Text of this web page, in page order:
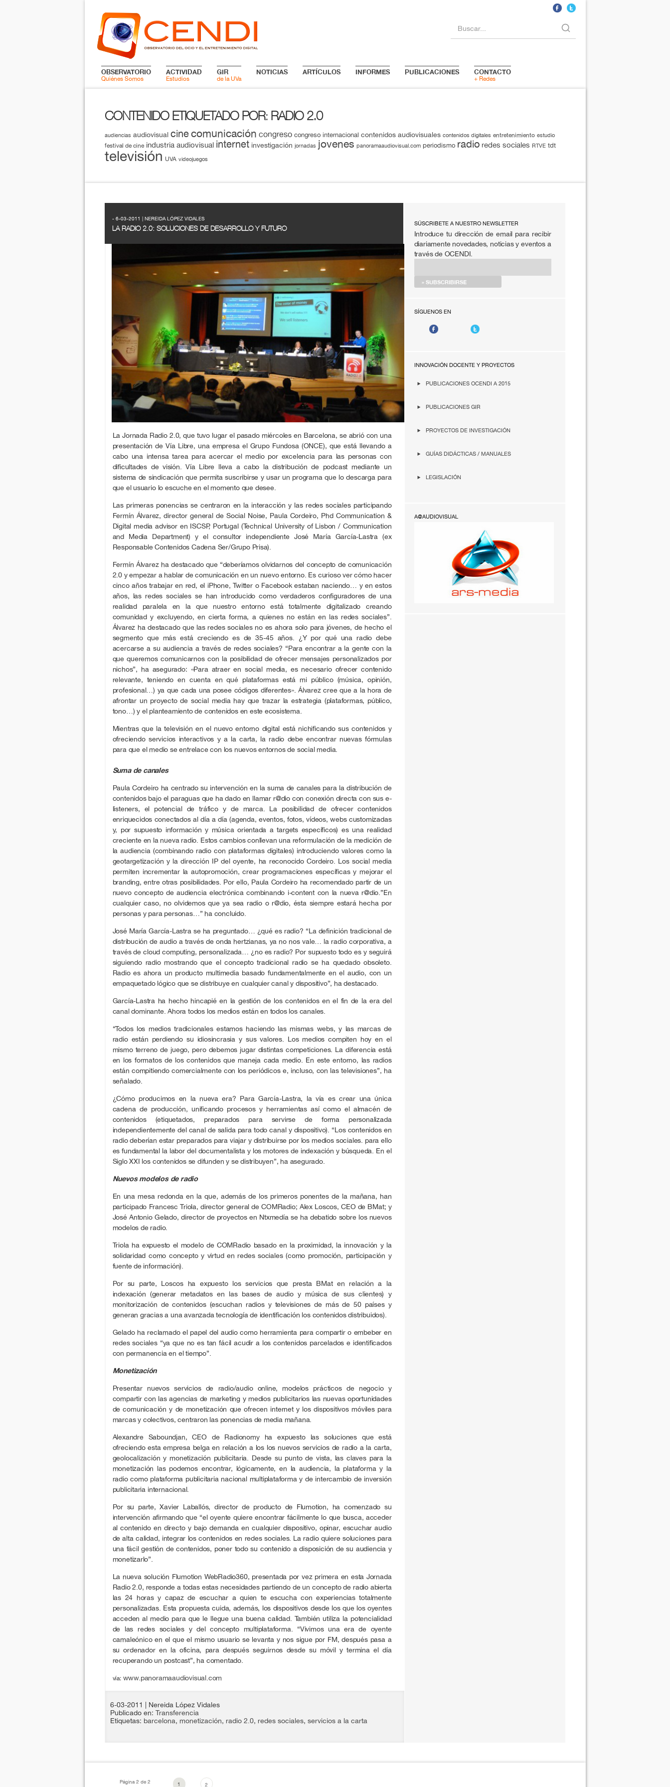
Buscar...
OBSERVATORIO
Quiénes Somos
ACTIVIDAD
Estudios
GIR
de la UVa
NOTICIAS ARTÍCULOS INFORMES PUBLICACIONES CONTACTO
+ Redes
CONTENIDO ETIQUETADO POR: RADIO 2.0
audiencias audiovisual cinecomunicación congreso congreso internacional contenidos audiovisuales contenidos digitales entretenimiento estudio
festival de cine industria audiovisual internet investigación jornadas jovenes panoramaaudiovisual.com periodismo radio redes sociales RTVE tdt
televisión UVA videojuegos
SÚSCRIBETE A NUESTRO NEWSLETTER
Introduce tu dirección de email para recibir
diariamente novedades, noticias y eventos a
través de OCENDI.
SÍGUENOS EN
INNOVACIÓN DOCENTE Y PROYECTOS
PUBLICACIONES OCENDI A 2015
PUBLICACIONES GIR
PROYECTOS DE INVESTIGACIÓN
GUÍAS DIDÁCTICAS / MANUALES
LEGISLACIÓN
A@AUDIOVISUAL
- 6-03-2011 | NEREIDA LÓPEZ VIDALES
LA RADIO 2.0: SOLUCIONES DE DESARROLLO Y FUTURO
La Jornada Radio 2.0, que tuvo lugar el pasado miércoles en Barcelona, se abrió con una
presentación de Vía Libre, una empresa el Grupo Fundosa (ONCE), que está llevando a
cabo una intensa tarea para acercar el medio por excelencia para las personas con
dificultades de visión. Vía Libre lleva a cabo la distribución de podcast mediante un
sistema de sindicación que permita suscribirse y usar un programa que lo descarga para
que el usuario lo escuche en el momento que desee.
Las primeras ponencias se centraron en la interacción y las redes sociales participando
Fermín Álvarez, director general de Social Noise, Paula Cordeiro, Phd Communication &
Digital media advisor en ISCSP, Portugal (Technical University of Lisbon / Communication
and Media Department) y el consultor independiente José María García-Lastra (ex
Responsable Contenidos Cadena Ser/Grupo Prisa).
Fermín Álvarez ha destacado que “deberíamos olvidarnos del concepto de comunicación
2.0 y empezar a hablar de comunicación en un nuevo entorno. Es curioso ver cómo hacer
cinco años trabajar en red, el iPhone, Twitter o Facebook estaban naciendo… y en estos
años, las redes sociales se han introducido como verdaderos configuradores de una
realidad paralela en la que nuestro entorno está totalmente digitalizado creando
comunidad y excluyendo, en cierta forma, a quienes no están en las redes sociales”.
Álvarez ha destacado que las redes sociales no es ahora solo para jóvenes, de hecho el
segmento que más está creciendo es de 35-45 años. ¿Y por qué una radio debe
acercarse a su audiencia a través de redes sociales? “Para encontrar a la gente con la
que queremos comunicarnos con la posibilidad de ofrecer mensajes personalizados por
nichos”, ha asegurado: «Para atraer en social media, es necesario ofrecer contenido
relevante, teniendo en cuenta en qué plataformas está mi público (música, opinión,
profesional…) ya que cada una posee códigos diferentes». Álvarez cree que a la hora de
afrontar un proyecto de social media hay que trazar la estrategia (plataformas, público,
tono…) y el planteamiento de contenidos en este ecosistema.
Mientras que la televisión en el nuevo entorno digital está nichificando sus contenidos y
ofreciendo servicios interactivos y a la carta, la radio debe encontrar nuevas fórmulas
para que el medio se entrelace con los nuevos entornos de social media.
Suma de canales
Paula Cordeiro ha centrado su intervención en la suma de canales para la distribución de
contenidos bajo el paraguas que ha dado en llamar r@dio con conexión directa con sus e-
listeners, el potencial de tráfico y de marca. La posibilidad de ofrecer contenidos
enriquecidos conectados al día a día (agenda, eventos, fotos, vídeos, webs customizadas
y, por supuesto información y música orientada a targets específicos) es una realidad
creciente en la nueva radio. Estos cambios conllevan una reformulación de la medición de
la audiencia (combinando radio con plataformas digitales) introduciendo valores como la
geotargetización y la dirección IP del oyente, ha reconocido Cordeiro. Los social media
permiten incrementar la autopromoción, crear programaciones específicas y mejorar el
branding, entre otras posibilidades. Por ello, Paula Cordeiro ha recomendado partir de un
nuevo concepto de audiencia electrónica combinando i-content con la nueva r@dio.”En
cualquier caso, no olvidemos que ya sea radio o r@dio, ésta siempre estará hecha por
personas y para personas…” ha concluido.
José María García-Lastra se ha preguntado… ¿qué es radio? “La definición tradicional de
distribución de audio a través de onda hertzianas, ya no nos vale… la radio corporativa, a
través de cloud computing, personalizada… ¿no es radio? Por supuesto todo es y seguirá
siguiendo radio mostrando que el concepto tradicional radio se ha quedado obsoleto.
Radio es ahora un producto multimedia basado fundamentalmente en el audio, con un
empaquetado lógico que se distribuye en cualquier canal y dispositivo”, ha destacado.
García-Lastra ha hecho hincapié en la gestión de los contenidos en el fin de la era del
canal dominante. Ahora todos los medios están en todos los canales.
“Todos los medios tradicionales estamos haciendo las mismas webs, y las marcas de
radio están perdiendo su idiosincrasia y sus valores. Los medios compiten hoy en el
mismo terreno de juego, pero debemos jugar distintas competiciones. La diferencia está
en los formatos de los contenidos que maneja cada medio. En este entorno, las radios
están compitiendo comercialmente con los periódicos e, incluso, con las televisiones”, ha
señalado.
¿Cómo producimos en la nueva era? Para García-Lastra, la vía es crear una única
cadena de producción, unificando procesos y herramientas así como el almacén de
contenidos (etiquetados, preparados para servirse de forma personalizada
independientemente del canal de salida para todo canal y dispositivo). “Los contenidos en
radio deberían estar preparados para viajar y distribuirse por los medios sociales. para ello
es fundamental la labor del documentalista y los motores de indexación y búsqueda. En el
Siglo XXI los contenidos se difunden y se distribuyen”, ha asegurado.
Nuevos modelos de radio
En una mesa redonda en la que, además de los primeros ponentes de la mañana, han
participado Francesc Triola, director general de COMRadio; Alex Loscos, CEO de BMat; y
José Antonio Gelado, director de proyectos en Ntxmedía se ha debatido sobre los nuevos
modelos de radio.
Triola ha expuesto el modelo de COMRadio basado en la proximidad, la innovación y la
solidaridad como concepto y virtud en redes sociales (como promoción, participación y
fuente de información).
Por su parte, Loscos ha expuesto los servicios que presta BMat en relación a la
indexación (generar metadatos en las bases de audio y música de sus clientes) y
monitorización de contenidos (escuchan radios y televisiones de más de 50 países y
generan gracias a una avanzada tecnología de identificación los contenidos distribuidos).
Gelado ha reclamado el papel del audio como herramienta para compartir o embeber en
redes sociales “ya que no es tan fácil acudir a los contenidos parcelados e identificados
con permanencia en el tiempo”.
Monetización
Presentar nuevos servicios de radio/audio online, modelos prácticos de negocio y
compartir con las agencias de marketing y medios publicitarios las nuevas oportunidades
de comunicación y de monetización que ofrecen internet y los dispositivos móviles para
marcas y colectivos, centraron las ponencias de media mañana.
Alexandre Saboundjan, CEO de Radionomy ha expuesto las soluciones que está
ofreciendo esta empresa belga en relación a los los nuevos servicios de radio a la carta,
geolocalización y monetización publicitaria. Desde su punto de vista, las claves para la
monetización las podemos encontrar, lógicamente, en la audiencia, la plataforma y la
radio como plataforma publicitaria nacional multiplataforma y de intercambio de inversión
publicitaria internacional.
Por su parte, Xavier Laballós, director de producto de Flumotion, ha comenzado su
intervención afirmando que “el oyente quiere encontrar fácilmente lo que busca, acceder
al contenido en directo y bajo demanda en cualquier dispositivo, opinar, escuchar audio
de alta calidad, integrar los contenidos en redes sociales. La radio quiere soluciones para
una fácil gestión de contenidos, poner todo su contenido a disposición de su audiencia y
monetizarlo”.
La nueva solución Flumotion WebRadio360, presentada por vez primera en esta Jornada
Radio 2.0, responde a todas estas necesidades partiendo de un concepto de radio abierta
las 24 horas y capaz de escuchar a quien te escucha con experiencias totalmente
personalizadas. Esta propuesta cuida, además, los dispositivos desde los que los oyentes
acceden al medio para que le llegue una buena calidad. También utiliza la potencialidad
de las redes sociales y del concepto multiplataforma. “Vivimos una era de oyente
camaleónico en el que el mismo usuario se levanta y nos sigue por FM, después pasa a
su ordenador en la oficina, para después seguirnos desde su móvil y termina el día
recuperando un postcast”, ha comentado.
vía: www.panoramaaudiovisual.com
6-03-2011
| Nereida López Vidales
Publicado en: Transferencia
Etiquetas: barcelona, monetización, radio 2.0, redes sociales, servicios a la carta
Página 2 de 2 1 2